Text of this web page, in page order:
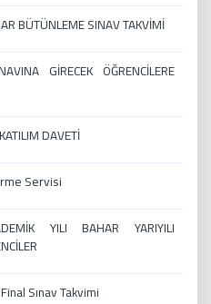
BÜTÜNLEME SINAV TAKVİMİ
GİRECEK ÖĞRENCİLERE
DAVETİ
Servisi
YILI BAHAR YARIYILI
Sınav Takvimi